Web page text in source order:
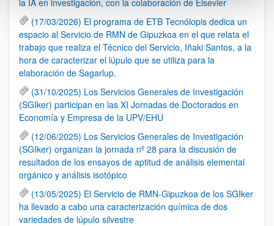
(17/03/2026) El programa de ETB Tecnólopis dedica un
espacio al Servicio de RMN de Gipuzkoa en el que relata el
trabajo que realiza el Técnico del Servicio, Iñaki Santos, a la
hora de caracterizar el lúpulo que se utiliza para la
elaboración de Sagarlup.
(31/10/2025) Los Servicios Generales de Investigación
(SGIker) participan en las XI Jornadas de Doctorados en
Economía y Empresa de la UPV/EHU
(12/06/2025) Los Servicios Generales de Investigación
(SGIker) organizan la jornada nº 28 para la discusión de
resultados de los ensayos de aptitud de análisis elemental
orgánico y análisis isotópico
(13/05/2025) El Servicio de RMN-Gipuzkoa de los SGIker
ha llevado a cabo una caracterización química de dos
variedades de lúpulo silvestre